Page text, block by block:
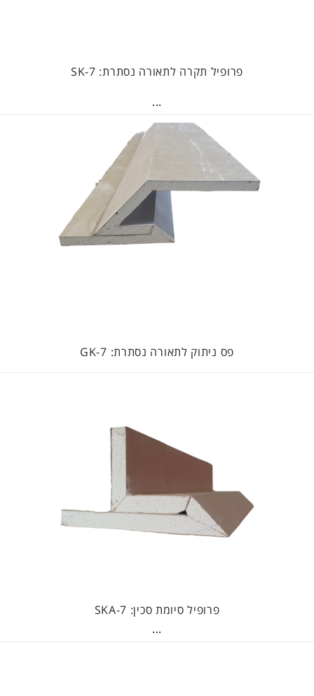
פרופיל תקרה לתאורה נסתרת: SK-7
...
פס ניתוק לתאורה נסתרת: GK-7
פרופיל סיומת סכין: SKA-7
...